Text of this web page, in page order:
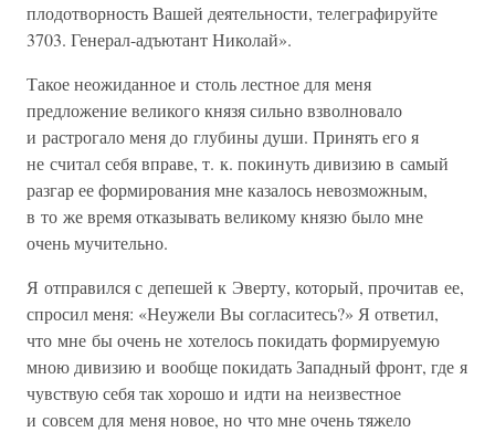
плодотворность Вашей деятельности, телеграфируйте
3703. Генерал-адъютант Николай».
Такое неожиданное и столь лестное для меня
предложение великого князя сильно взволновало
и растрогало меня до глубины души. Принять его я
не считал себя вправе, т. к. покинуть дивизию в самый
разгар ее формирования мне казалось невозможным,
в то же время отказывать великому князю было мне
очень мучительно.
Я отправился с депешей к Эверту, который, прочитав ее,
спросил меня: «Неужели Вы согласитесь?» Я ответил,
что мне бы очень не хотелось покидать формируемую
мною дивизию и вообще покидать Западный фронт, где я
чувствую себя так хорошо и идти на неизвестное
и совсем для меня новое, но что мне очень тяжело